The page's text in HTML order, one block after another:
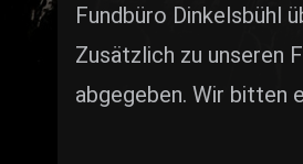
Galerien
Fundbüro Dinkelsbühl
Zusätzlich zu unseren
abgegeben. Wir bitten